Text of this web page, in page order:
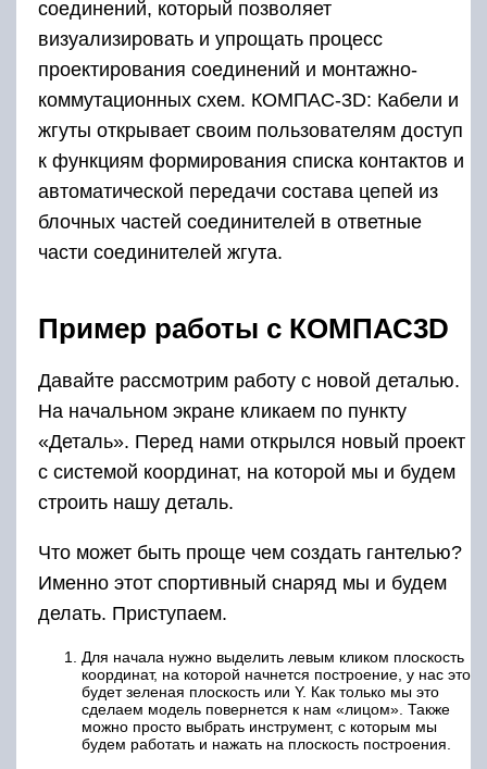
соединений, который позволяет
визуализировать и упрощать процесс
проектирования соединений и монтажно-
коммутационных схем. КОМПАС-3D: Кабели и
жгуты открывает своим пользователям доступ
к функциям формирования списка контактов и
автоматической передачи состава цепей из
блочных частей соединителей в ответные
части соединителей жгута.
Пример работы с КОМПАС­3D
Давайте рассмотрим работу с новой деталью.
На начальном экране кликаем по пункту
«Деталь». Перед нами открылся новый проект
с системой координат, на которой мы и будем
строить нашу деталь.
Что может быть проще чем создать гантелью?
Именно этот спортивный снаряд мы и будем
делать. Приступаем.
Для начала нужно выделить левым кликом плоскость
координат, на которой начнется построение, у нас это
будет зеленая плоскость или Y. Как только мы это
сделаем модель повернется к нам «лицом». Также
можно просто выбрать инструмент, с которым мы
будем работать и нажать на плоскость построения.